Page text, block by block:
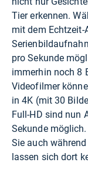
Tier erkennen.
mit dem
pro Sekunde
immerhin noch 8
Videofilmer
in 4K (mit 30
Full-HD sind nun
Sekunde
Sie auch
lassen sich dort